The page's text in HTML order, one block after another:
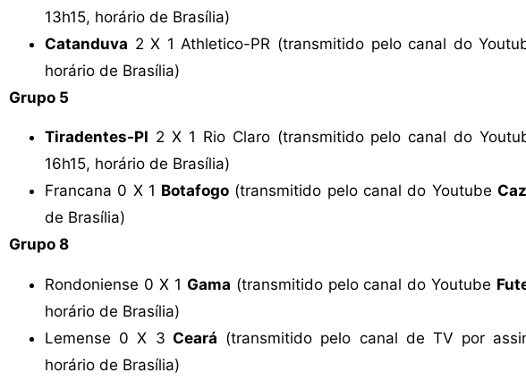
13h15, horário de Brasília)
Catanduva 2 X 1 Athletico-PR (transmitido pelo canal do
horário de Brasília)
Grupo 5
Tiradentes-PI 2 X 1 Rio Claro (transmitido pelo canal do
16h15, horário de Brasília)
Francana 0 X 1 Botafogo (transmitido pelo canal do Youtube
de Brasília)
Grupo 8
Rondoniense 0 X 1 Gama (transmitido pelo canal do Youtube
horário de Brasília)
Lemense 0 X 3 Ceará (transmitido pelo canal de TV por
horário de Brasília)